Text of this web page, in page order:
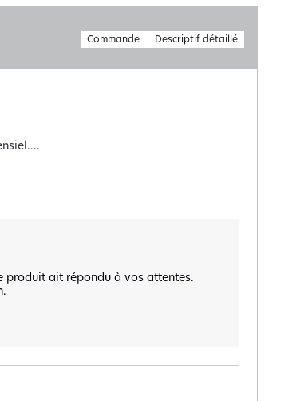
Commande Descriptif détaillé
produit ait répondu à vos attentes.